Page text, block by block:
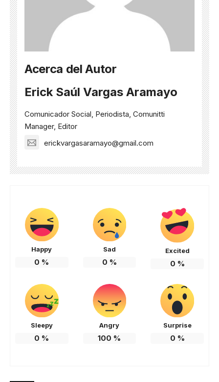
Acerca del Autor
Erick Saúl Vargas Aramayo
Comunicador Social, Periodista, Comunitti
Manager, Editor
erickvargasaramayo@gmail.com
Happy
0 %
Sad
0 %
Excited
0 %
Sleepy
0 %
Angry
100 %
Surprise
0 %